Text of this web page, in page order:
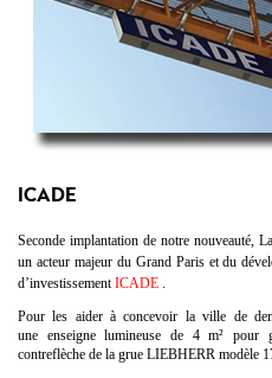
ICADE
Seconde implantation de notre nouveauté,
un acteur majeur du Grand Paris et du
d’investissementICADE .
Pour les aider à concevoir la ville de
une enseigne lumineuse de 4 m² pour
contreflèche de la grue LIEBHERR modèle